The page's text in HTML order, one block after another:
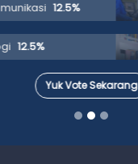
12.5%
12.5%
Yuk Vote Sekarang